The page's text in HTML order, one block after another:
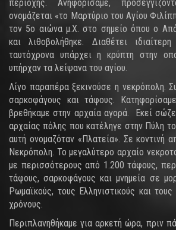
περιοχής. Ανηφορίσαμε,
ονομάζεται «το Μαρτύριο του Αγίου
τον 5ο αιώνα μ.Χ. στο σημείο όπου ο
και λιθοβολήθηκε. Διαθέτει
ταυτόχρονα υπάρχει η κρύπτη στην
υπήρχαν τα λείψανα του αγίου.
Λίγο παραπέρα ξεκινούσε η νεκρόπολη.
σαρκοφάγους και τάφους.
βρεθήκαμε στην αρχαία αγορά. Εκεί
αρχαίας πόλης που κατέληγε στην Πύλη
αυτή ονομαζόταν «Πλατεία». Σε κοντινή
Νεκρόπολη. Το μεγαλύτερο αρχαίο
με περισσότερους από 1.200 τάφους,
τάφους, σαρκοφάγους και μνημεία σε
Ρωμαϊκούς, τους Ελληνιστικούς και τους
χρόνους.
Περιπλανηθήκαμε για αρκετή ώρα, πριν